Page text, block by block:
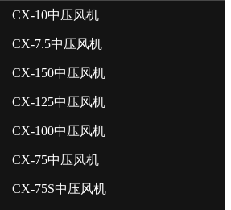
CX-10中压风机
CX-7.5中压风机
CX-150中压风机
CX-125中压风机
CX-100中压风机
CX-75中压风机
CX-75S中压风机